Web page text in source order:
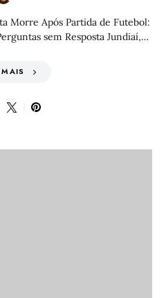
Morre Após Partida de Futebol:
sem Resposta Jundiaí,…